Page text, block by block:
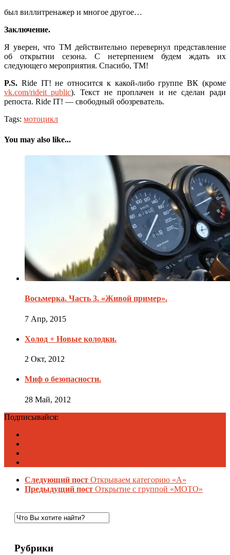
был виллитренажер и многое другое…
Заключение.
Я уверен, что ТМ действительно перевернул представление
об открытии сезона. С нетерпением будем ждать их
следующего мероприятия. Спасибо, ТМ!
P.S. Ride IT! не относится к какой-либо группе ВК (кроме
vk.com/rideit_public). Текст не проплачен и не сделан ради
репоста. Ride IT! — свободный обозреватель.
Tags: мотоцикл
You may also like...
Восьмерка. Часть 3. «Живой пример».
7 Апр, 2015
Холод + Новые колодки.
2 Окт, 2012
Миф о безопасности.
28 Май, 2012
Подписывайся:
Следующий пост Открываем категорию «А»
Предыдущий пост Открытие с группой «МОТО»
Рубрики